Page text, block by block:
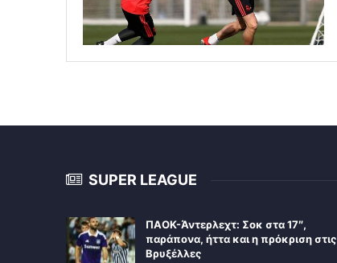
SUPER LEAGUE
ΠΑΟΚ-Άντερλεχτ: Σοκ στα 17″,
παράπονα, ήττα και η πρόκριση στις
Βρυξέλλες